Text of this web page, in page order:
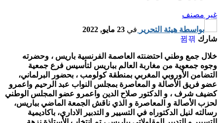
غير مصنف
بواسطة هيئة التحرير في 23 مايو, 2022
شارك
خلال جمع وطني احتضنته العاصمة الفرنسية باريس ، وحضرته
وجوه جمعوية من مغاربة العالم بباريس لتأسيس فرع جمعية
التضامن الأوروبي المغربي بمنطقة كولومب ، بحضور البرلماني،
عضو فريق الأصالة و المعاصرة بمجلس النواب عبد الرحيم واعمرو
كضيف شرف ، و الدكتور صلاح الدين واعمرو عضو المجلس الوطني
لحزب الأصالة و المعاصرة و الذي ناقش الجمعة الماضي بباريس،
رسالته لنيل الدكتوراه في التسيير و التدبير الاداري، باكاديمية